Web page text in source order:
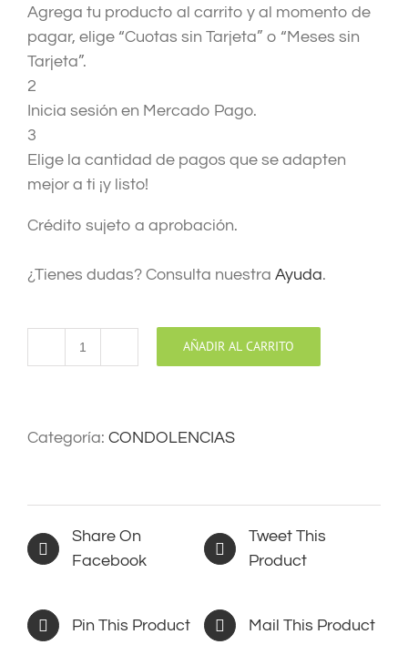
Agrega tu producto al carrito y al momento de
pagar, elige “Cuotas sin Tarjeta” o “Meses sin
Tarjeta”.
2
Inicia sesión en Mercado Pago.
3
Elige la cantidad de pagos que se adapten
mejor a ti ¡y listo!
Crédito sujeto a aprobación.
¿Tienes dudas? Consulta nuestra Ayuda.
cantidad
AÑADIR AL CARRITO
Categoría: CONDOLENCIAS
Share On
Facebook
Tweet This
Product
Pin This Product Mail This Product